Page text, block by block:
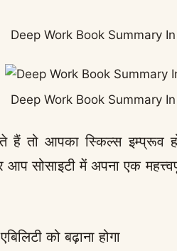
Deep Work Book Summary
Deep Work Book Summary
तो आपका स्किल्स इम्प्रूव
आप सोसाइटी में अपना एक
को बढ़ाना होगा